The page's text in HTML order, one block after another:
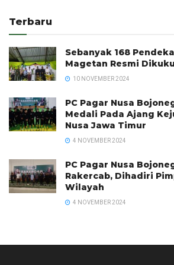
Terbaru
Sebanyak 168
Magetan Resmi
10 NOVEMBER 2024
PC Pagar Nusa
Medali Pada Ajang
Nusa Jawa Timur
4 NOVEMBER 2024
PC Pagar Nusa
Rakercab, Dihadiri
Wilayah
4 NOVEMBER 2024